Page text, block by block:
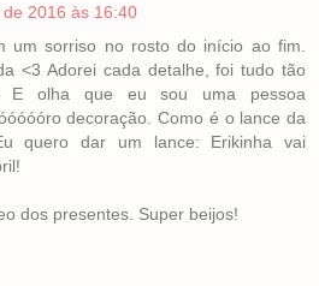
2016 às 16:40
um sorriso no rosto do início ao fim.
<3 Adorei cada detalhe, foi tudo tão
E olha que eu sou uma pessoa
decoração. Como é o lance da
quero dar um lance: Erikinha vai
dos presentes. Super beijos!